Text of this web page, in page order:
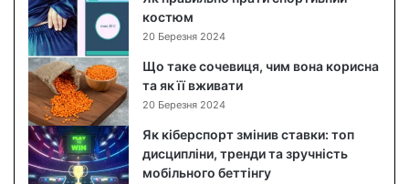
а
т
:
п
о
к
р
о
к
о
костюм
20 Березня 2024
Що таке сочевиця, чим вона корисна
та як її вживати
20 Березня 2024
Як кіберспорт змінив ставки: топ
дисципліни, тренди та зручність
мобільного беттінгу